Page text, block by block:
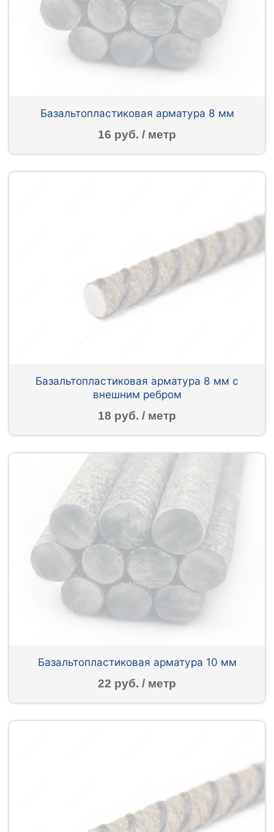
Базальтопластиковая арматура 8 мм
16 руб. / метр
Базальтопластиковая арматура 8 мм с
внешним ребром
18 руб. / метр
Базальтопластиковая арматура 10 мм
22 руб. / метр